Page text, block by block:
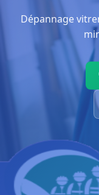
Dépannage